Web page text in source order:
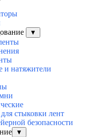
▼
натяжители
стыковки лент
безопасности
▼